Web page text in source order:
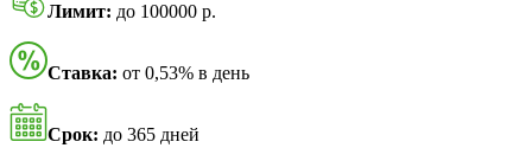
Лимит: до 100000 р.
Ставка: от 0,53% в день
Срок: до 365 дней